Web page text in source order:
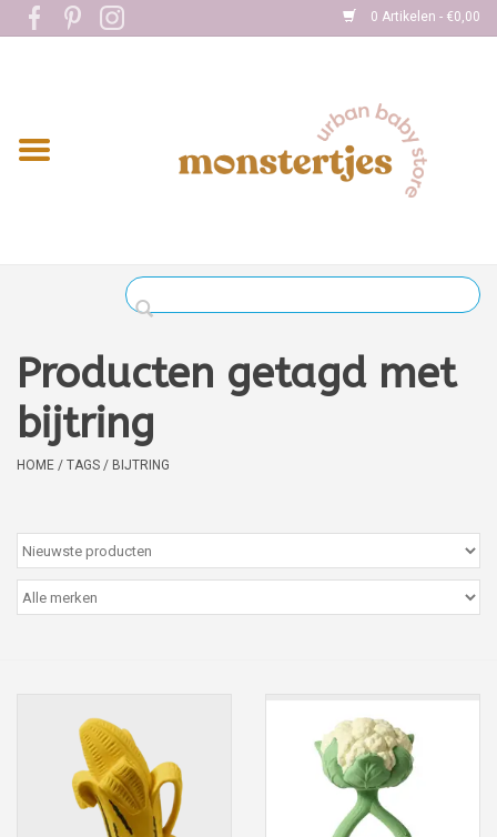
0 Artikelen - €0,00
Home
Kleding
Verzorging
Boekjes
kaartjes
Cadeaubon
Producten getagd met
bijtring
HOME / TAGS / BIJTRING